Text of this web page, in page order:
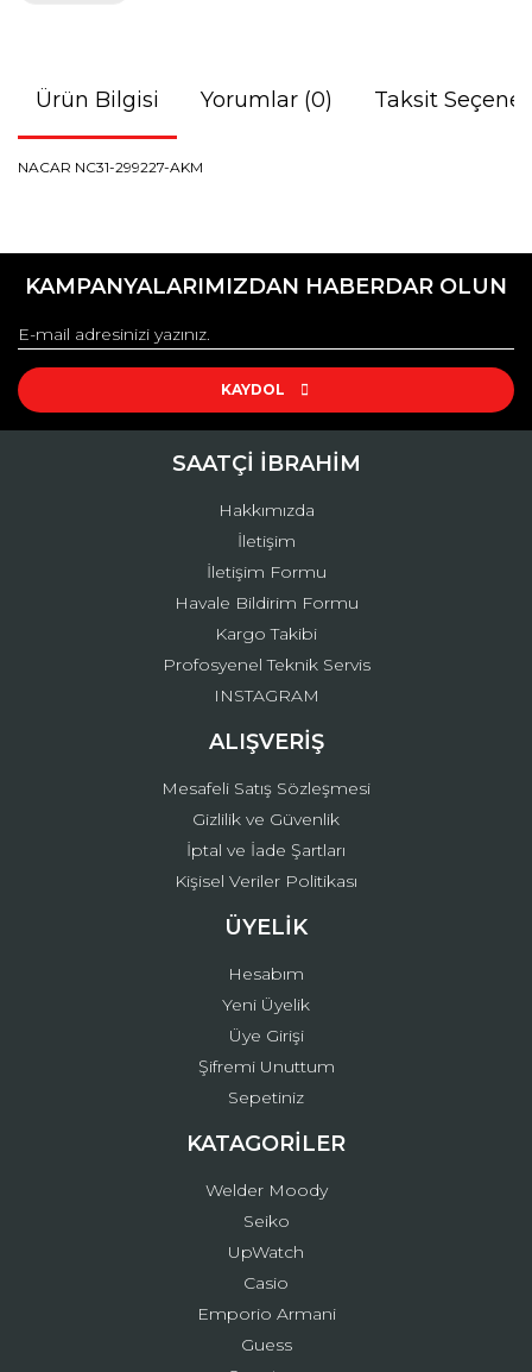
Ürün Bilgisi Yorumlar (0) Taksit
NACAR NC31-299227-AKM
konularda yetersiz gördüğünüz noktaları öneri formunu
Görüş ve önerileriniz için teşekkür ederiz.
Ürün resmi kalitesiz, bozuk veya görüntülenemiyor.
Ürün açıklamasında eksik bilgiler bulunuyor.
Ürün fiyatı diğer sitelerden daha pahalı.
Gönder
KAMPANYALARIMIZDAN HABERDAR OLUN
KAYDOL
SAATÇİ İBRAHİM
Hakkımızda
İletişim
İletişim Formu
Havale Bildirim Formu
Kargo Takibi
Profosyenel Teknik Servis
INSTAGRAM
ALIŞVERİŞ
Mesafeli Satış Sözleşmesi
Gizlilik ve Güvenlik
İptal ve İade Şartları
Kişisel Veriler Politikası
ÜYELİK
Hesabım
Yeni Üyelik
Üye Girişi
Şifremi Unuttum
Sepetiniz
KATAGORİLER
Welder Moody
Seiko
UpWatch
Casio
Emporio Armani
Guess